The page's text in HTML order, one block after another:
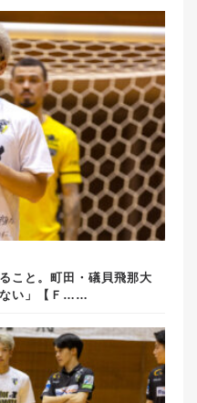
こと。町田・礒貝飛那大
ない」【Ｆ……